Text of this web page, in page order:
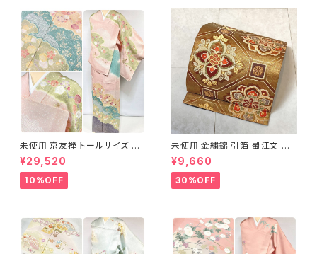
未使用 京友禅 トールサイズ 染
め分け 金彩 訪問着 袷 正絹 ピ
ンク 黄緑 紫 黄色 1438
¥29,520
10%OFF
未使用 金繍錦 引箔 蜀江文 唐
織 華紋 袋帯 正絹 金糸 ゴール
ド 赤 紫 710
¥9,660
30%OFF